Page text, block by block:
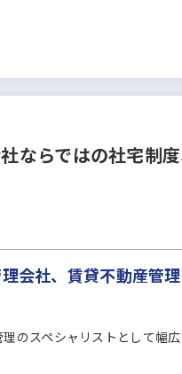
ならではの社宅制
会社、賃貸不動産管
のスペシャリストとして幅